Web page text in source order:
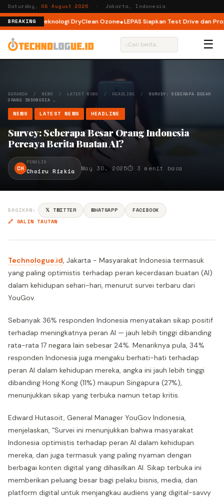
Saturday,08 August 2026 · Jakarta, Indonesia
BREAKING
dengan Teknologi DryClean Ozone LEPAS Siapkan Test Drive dan
⌕ ☰
BERANDA / NEWS / LATEST NEWS / HEADLINE /SURVEY: SEBERAPA BESAR
ORANG INDONESIA …
NEWS LATEST NEWS HEADLINE
Survey: Seberapa Besar Orang Indonesia
Percaya Berita Buatan AI?
CH
PENULIS
Choiru Rizkia May 30, 2025⏱ 3 menit baca
BAGIKAN: 𝕏 TWITTER WHATSAPP
FACEBOOK
🔗 SALIN TAUTAN
Technologue.id, Jakarta - Masyarakat Indonesia termasuk
yang paling optimistis terhadap peran kecerdasan buatan (AI)
dalam kehidupan sehari-hari, menurut survei terbaru dari
YouGov.
Sebanyak 36% responden Indonesia menyatakan sikap positif
terhadap meningkatnya peran AI — jauh lebih tinggi dibanding
rata-rata 17 negara lain sebesar 24%. Menariknya pula, 34%
responden Indonesia juga mengaku berhati-hati terhadap
peran AI dalam kehidupan mereka, angka ini jauh lebih tinggi
dibanding Hong Kong (11%) maupun Singapura (27%),
menunjukkan sikap yang terbuka namun tetap kritis.
Edward Hutasoit, General Manager YouGov Indonesia,
menjelaskan, “Survei ini menunjukkan bahwa masyarakat
Indonesia optimistis terhadap peran AI dalam kehidupan
mereka, dan juga termasuk yang paling nyaman dengan
berbagai konten digital yang dihasilkan AI. Sikap terbuka ini
memberikan peluang besar bagi pelaku bisnis, media, dan
platform digital untuk menjangkau audiens yang digital-savvy